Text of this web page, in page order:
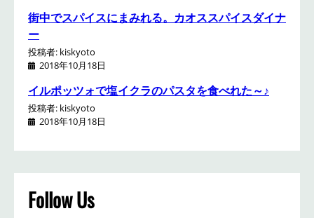
街中でスパイスにまみれる。カオススパイスダイナ
ー
投稿者: kiskyoto
2018年10月18日
イルポッツォで塩イクラのパスタを食べれた～♪
投稿者: kiskyoto
2018年10月18日
Follow Us